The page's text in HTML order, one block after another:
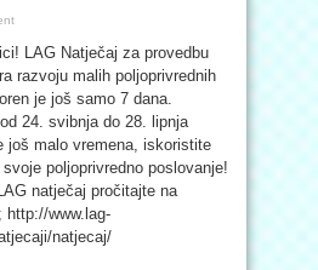
LAG Natječaj za provedbu
razvoju malih poljoprivrednih
je još samo 7 dana.
24. svibnja do 28. lipnja
još malo vremena, iskoristite
poljoprivredno poslovanje!
natječaj pročitajte na
http://www.lag-
natjecaj/